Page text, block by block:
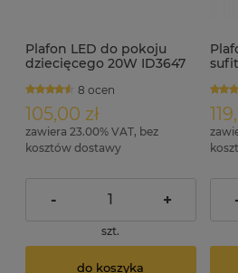
Plafon LED do pokoju
dziecięcego 20W ID3647
8 ocen
105,00 zł
zawiera 23.00% VAT, bez
kosztów dostawy
- +
szt.
do koszyka